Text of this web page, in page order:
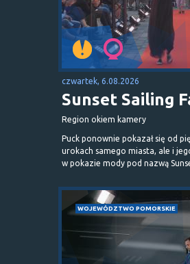
czwartek, 6.08.2026
Sunset Sailing
Region okiem kamery
Puck ponownie pokazał się od
urokach samego miasta, ale i
w pokazie mody pod nazwą
WOJEWÓDZTWO POMORSKIE